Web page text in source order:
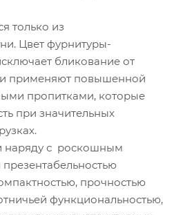
только из
Цвет фурнитуры-
бликование от
применяют повышенной
пропитками, которые
при значительных
наряду с роскошным
прочностью
функциональностью,